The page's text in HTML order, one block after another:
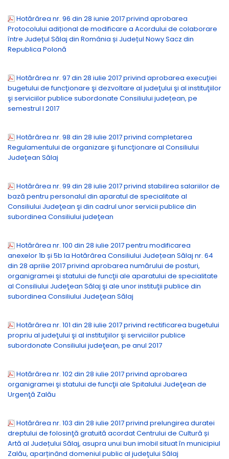
Hotărârea nr. 96 din 28 iunie 2017 privind aprobarea
Protocolului adițional de modificare a Acordului de colaborare
între Județul Sălaj din România și Județul Nowy Sacz din
Republica Polonă
Hotărârea nr. 97 din 28 iulie 2017 privind aprobarea execuţiei
bugetului de funcţionare şi dezvoltare al judeţului şi al instituţiilor
şi serviciilor publice subordonate Consiliului județean, pe
semestrul I 2017
Hotărârea nr. 98 din 28 iulie 2017 privind completarea
Regulamentului de organizare şi funcţionare al Consiliului
Judeţean Sălaj
Hotărârea nr. 99 din 28 iulie 2017 privind stabilirea salariilor de
bază pentru personalul din aparatul de specialitate al
Consiliului Judeţean şi din cadrul unor servicii publice din
subordinea Consiliului judeţean
Hotărârea nr. 100 din 28 iulie 2017 pentru modificarea
anexelor 1b și 5b la Hotărârea Consiliului Județean Sălaj nr. 64
din 28 aprilie 2017 privind aprobarea numărului de posturi,
organigramei şi statului de funcţii ale aparatului de specialitate
al Consiliului Judeţean Sălaj şi ale unor instituţii publice din
subordinea Consiliului Judeţean Sălaj
Hotărârea nr. 101 din 28 iulie 2017 privind rectificarea bugetului
propriu al judeţului şi al instituţiilor şi serviciilor publice
subordonate Consiliului judeţean, pe anul 2017
Hotărârea nr. 102 din 28 iulie 2017 privind aprobarea
organigramei şi statului de funcţii ale Spitalului Judeţean de
Urgenţă Zalău
Hotărârea nr. 103 din 28 iulie 2017 privind prelungirea duratei
dreptului de folosinţă gratuită acordat Centrului de Cultură și
Artă al Județului Sălaj, asupra unui bun imobil situat în municipiul
Zalău, aparținând domeniul public al judeţului Sălaj